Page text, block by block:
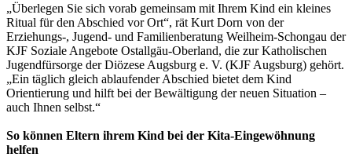
„Überlegen Sie sich vorab gemeinsam mit Ihrem Kind ein kleines
Ritual für den Abschied vor Ort“, rät Kurt Dorn von der
Erziehungs-, Jugend- und Familienberatung Weilheim-Schongau der
KJF Soziale Angebote Ostallgäu-Oberland, die zur Katholischen
Jugendfürsorge der Diözese Augsburg e. V. (KJF Augsburg) gehört.
„Ein täglich gleich ablaufender Abschied bietet dem Kind
Orientierung und hilft bei der Bewältigung der neuen Situation –
auch Ihnen selbst.“
So können Eltern ihrem Kind bei der Kita-Eingewöhnung
helfen